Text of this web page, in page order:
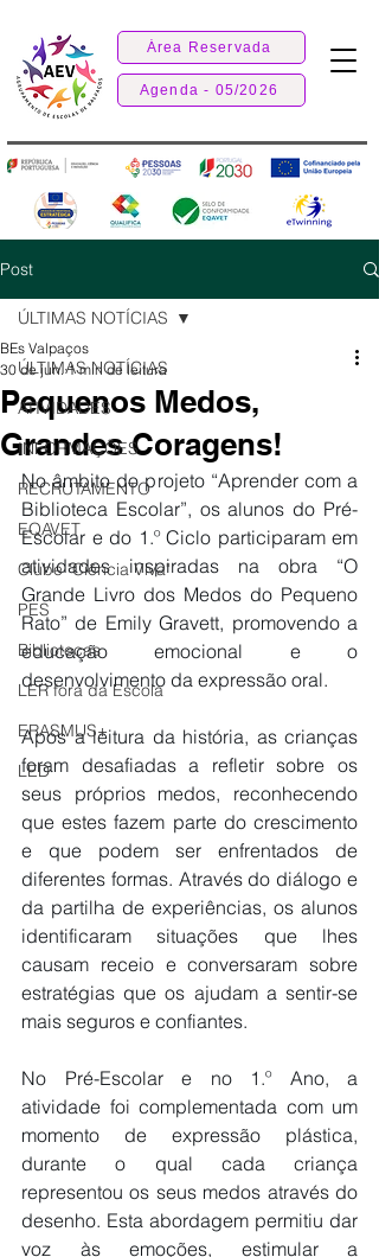
Área Reservada
Agenda - 05/2026
Post
ÚLTIMAS NOTÍCIAS
ATIVIDADES
INFORMAÇÕES
RECRUTAMENTO
EQAVET
Clube "Ciência Viva"
PES
Bibliotecas
LER fora da Escola
ERASMUS+
LED
ÚLTIMAS NOTÍCIAS
Pequenos Medos,
Grandes Coragens!
BEs Valpaços
30 de jun. 1 min de leitura
No âmbito do projeto “Aprender com a
Biblioteca Escolar”, os alunos do Pré-
Escolar e do 1.º Ciclo participaram em
atividades inspiradas na obra “O
Grande Livro dos Medos do Pequeno
Rato” de Emily Gravett, promovendo a
educação emocional e o
desenvolvimento da expressão oral.
Após a leitura da história, as crianças
foram desafiadas a refletir sobre os
seus próprios medos, reconhecendo
que estes fazem parte do crescimento
e que podem ser enfrentados de
diferentes formas. Através do diálogo e
da partilha de experiências, os alunos
identificaram situações que lhes
causam receio e conversaram sobre
estratégias que os ajudam a sentir-se
mais seguros e confiantes.
No Pré-Escolar e no 1.º Ano, a
atividade foi complementada com um
momento de expressão plástica,
durante o qual cada criança
representou os seus medos através do
desenho. Esta abordagem permitiu dar
voz às emoções, estimular a